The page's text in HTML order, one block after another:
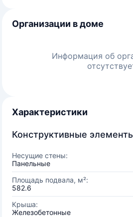
Организации в доме
Информация об
Характеристики
Конструктивные
Несущие стены:
Панельные
Площадь подвала, м²:
582.6
Крыша:
Железобетонные